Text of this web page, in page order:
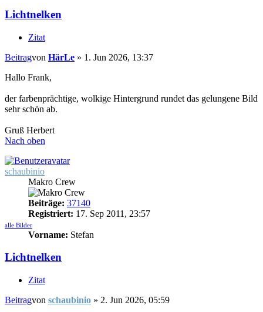
Lichtnelken
Zitat
Beitragvon HärLe » 1. Jun 2026, 13:37
Hallo Frank,
der farbenprächtige, wolkige Hintergrund rundet das gelungene Bild
sehr schön ab.
Gruß Herbert
Nach oben
schaubinio
Makro Crew
Beiträge: 37140
Registriert: 17. Sep 2011, 23:57
alle Bilder
Vorname: Stefan
Lichtnelken
Zitat
Beitragvon schaubinio » 2. Jun 2026, 05:59